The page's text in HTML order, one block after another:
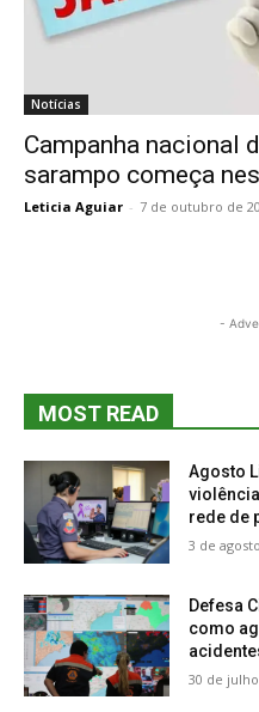
Notícias
Campanha nacional
sarampo começa
Leticia Aguiar - 7 de outubro de
-
MOST READ
Agosto
rede de
3 de
Defesa
como
30 de